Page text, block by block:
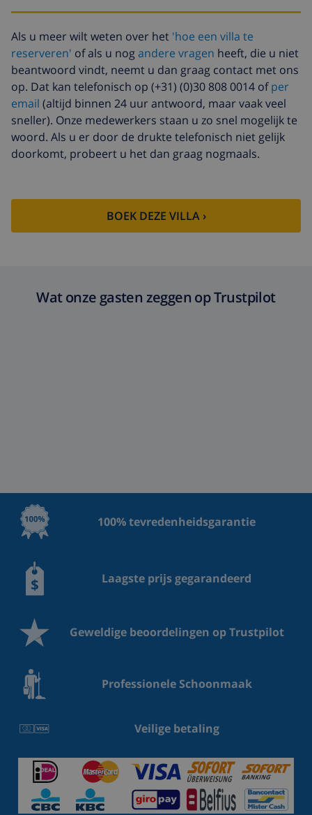
Extra handdoeken
US$ 8,80 per persoon , te
betalen bij aankomst
Late checkout
US$ 113,75
Extra
schoonmaak
gebaseerd op energie verbruik
(US$ 52,77/HOUR)
Annuleringsfonds:
4.80% van het totale bedrag
Als u meer wilt weten over het 'hoe een villa te
reserveren' of als u nogandere vragen heeft, die u niet
beantwoord vindt, neemt u dan graag contact met ons
op. Dat kan telefonisch op (+31) (0)30 808 0014 ofper
email (altijd binnen 24 uur antwoord, maar vaak veel
sneller). Onze medewerkers staan u zo snel mogelijk te
woord. Als u er door de drukte telefonisch niet gelijk
doorkomt, probeert u het dan graag nogmaals.
BOEK DEZE VILLA ›
Wat onze gasten zeggen op Trustpilot
100% tevredenheidsgarantie
Laagste prijs gegarandeerd
Geweldige beoordelingen op Trustpilot
Professionele Schoonmaak
Veilige betaling